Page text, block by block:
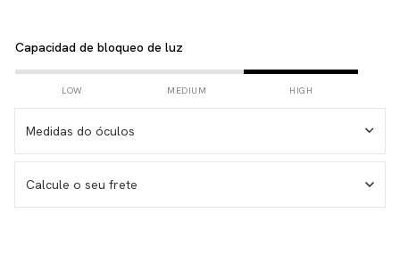
Capacidad de bloqueo de luz
LOW MEDIUM HIGH
Medidas do óculos
Calcule o seu frete